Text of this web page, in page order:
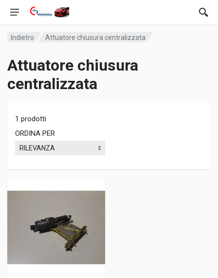
Indietro Attuatore chiusura centralizzata
Attuatore chiusura
centralizzata
1 prodotti
ORDINA PER